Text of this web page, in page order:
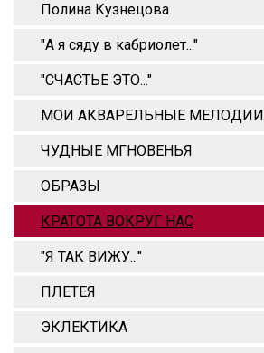
Полина Кузнецова
"А я сяду в кабриолет..."
"СЧАСТЬЕ ЭТО..."
МОИ АКВАРЕЛЬНЫЕ МЕЛОДИИ
ЧУДНЫЕ МГНОВЕНЬЯ
ОБРАЗЫ
КРАТОТА ВОКРУГ НАС
"Я ТАК ВИЖУ..."
ПЛЕТЕЯ
ЭКЛЕКТИКА